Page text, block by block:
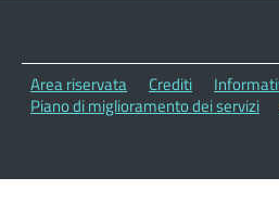
Area riservata Crediti
Piano di miglioramento dei servizi